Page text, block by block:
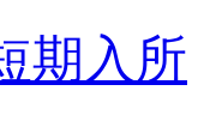
期入所